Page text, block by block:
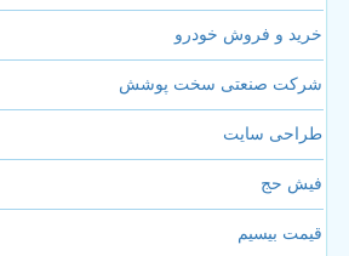
خرید و فروش خودرو
شرکت صنعتی سخت پوشش
طراحی سایت
فیش حج
قیمت بیسیم